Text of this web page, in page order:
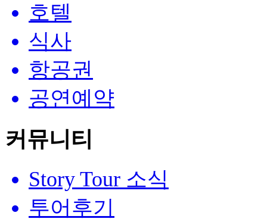
호텔
식사
항공권
공연예약
커뮤니티
Story Tour 소식
투어후기